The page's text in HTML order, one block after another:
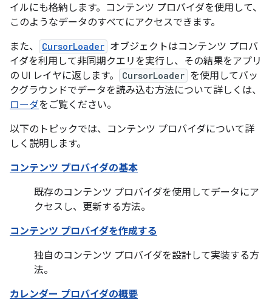
イルにも格納します。コンテンツ プロバイダを使用して、
このようなデータのすべてにアクセスできます。
また、
CursorLoader オブジェクトはコンテンツ プロバ
イダを利用して非同期クエリを実行し、その結果をアプリ
の UI レイヤに返します。
CursorLoader を使用してバッ
クグラウンドでデータを読み込む方法について詳しくは、
ローダをご覧ください。
以下のトピックでは、コンテンツ プロバイダについて詳
しく説明します。
コンテンツ プロバイダの基本
既存のコンテンツ プロバイダを使用してデータにア
クセスし、更新する方法。
コンテンツ プロバイダを作成する
独自のコンテンツ プロバイダを設計して実装する方
法。
カレンダー プロバイダの概要